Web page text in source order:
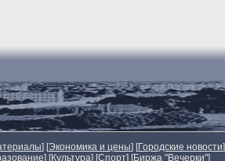
] [Экономика и цены] [Городские новости]
] [Культура] [Спорт] [Биржа "Вечерки"]